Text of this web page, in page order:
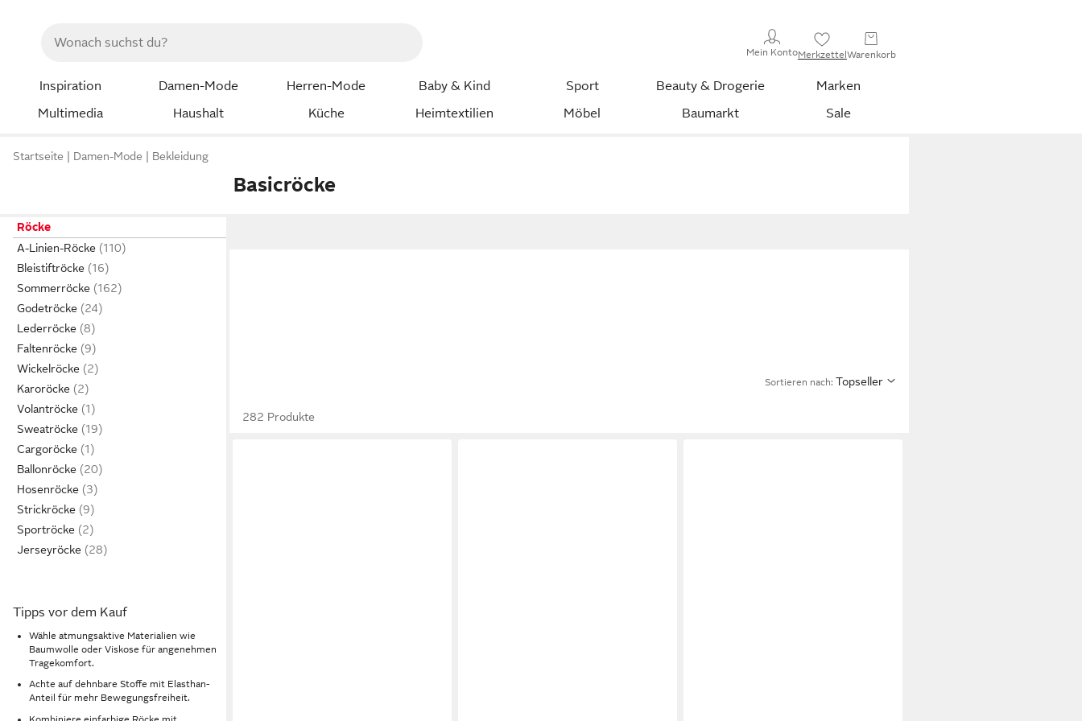
Mein KontoMerkzettelWarenkorb
Inspiration Damen-Mode Herren-Mode Baby & Kind Sport Beauty & Drogerie
Marken
Multimedia
Haushalt Küche Heimtextilien Möbel Baumarkt Sale
Startseite Damen-Mode Bekleidung
Basicröcke
Röcke
A-Linien-Röcke
Bleistiftröcke
Sommerröcke
Godetröcke
Lederröcke
Faltenröcke
Wickelröcke
Karoröcke
Volantröcke
Sweatröcke
Cargoröcke
Ballonröcke
Hosenröcke
Strickröcke
Sportröcke
Jerseyröcke
Tipps vor dem Kauf
Wähle atmungsaktive Materialien wie
Baumwolle oder Viskose für angenehmen
Tragekomfort.
Achte auf dehnbare Stoffe mit Elasthan-
Anteil für mehr Bewegungsfreiheit.
Sortieren nach: Topseller
282 Produkte